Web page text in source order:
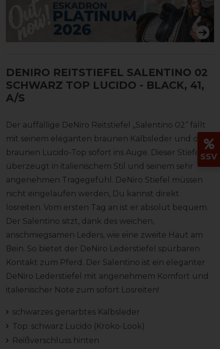
DENIRO REITSTIEFEL SALENTINO 02
SCHWARZ TOP LUCIDO - BLACK, 41,
A/S
Der auffällige DeNiro Reitstiefel „Salentino 02“ fällt
mit seinem eleganten braunen Kalbsleder und dem
braunen Lucido-Top sofort ins Auge. Dieser Stiefel
überzeugt in italienischem Stil und seinem sehr
angenehmen Tragegefühl. DeNiro Stiefel müssen
nicht eingelaufen werden, Du kannst direkt
losreiten. Vom ersten Tag an ist er absolut bequem.
Der Salentino sitzt, dank des weichen,
anschmiegsamen Leders, wie eine zweite Haut am
Bein. So bietet der DeNiro Lederstiefel spürbaren
Kontakt zum Pferd. Der Salentino ist ein eleganter
DeNiro Lederstiefel mit angenehmem Komfort und
italienischer Note zum sofort Losreiten!
schwarzes genarbtes Kalbsleder
Top: schwarz Lucido (Kroko-Look)
Reißverschluss hinten
SSV